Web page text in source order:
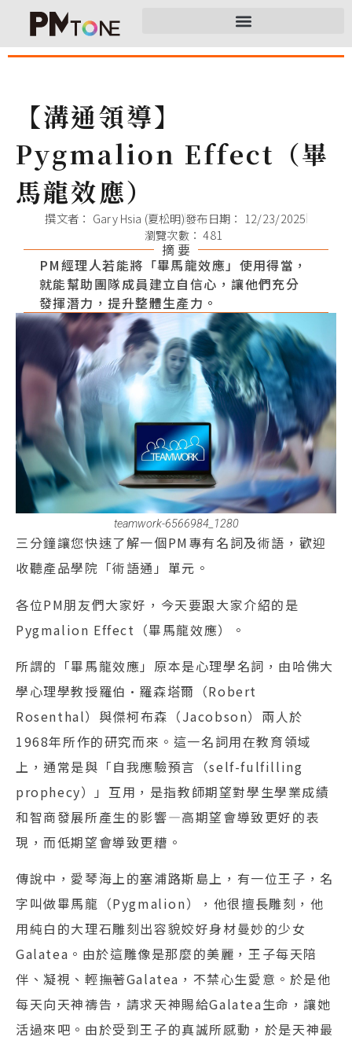
【溝通領導】
Pygmalion Effect（畢
馬龍效應）
撰文者： Gary Hsia (夏松明)發布日期： 12/23/2025
瀏覽次數： 481
摘 要
PM經理人若能將「畢馬龍效應」使用得當，
就能幫助團隊成員建立自信心，讓他們充分
發揮潛力，提升整體生產力。
teamwork-6566984_1280
三分鐘讓您快速了解一個PM專有名詞及術語，歡迎
收聽產品學院「術語通」單元。
各位PM朋友們大家好，今天要跟大家介紹的是
Pygmalion Effect（畢馬龍效應）。
所謂的「畢馬龍效應」原本是心理學名詞，由哈佛大
學心理學教授羅伯·羅森塔爾（Robert
Rosenthal）與傑柯布森（Jacobson）兩人於
1968年所作的研究而來。這一名詞用在教育領域
上，通常是與「自我應驗預言（self-fulfilling
prophecy）」互用，是指教師期望對學生學業成績
和智商發展所產生的影響—高期望會導致更好的表
現，而低期望會導致更糟。
傳說中，愛琴海上的塞浦路斯島上，有一位王子，名
字叫做畢馬龍（Pygmalion），他很擅長雕刻，他
用純白的大理石雕刻出容貌姣好身材曼妙的少女
Galatea。由於這雕像是那麼的美麗，王子每天陪
伴、凝視、輕撫著Galatea，不禁心生愛意。於是他
每天向天神禱告，請求天神賜給Galatea生命，讓她
活過來吧。由於受到王子的真誠所感動，於是天神最